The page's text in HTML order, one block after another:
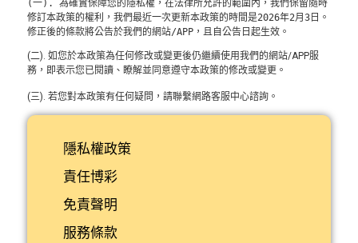
(一). 為確實保障您的隱私權，在法律所允許的範圍內，我們保留隨時
修訂本政策的權利，我們最近一次更新本政策的時間是2026年2月3日。
修正後的條款將公告於我們的網站/APP，且自公告日起生效。
(二). 如您於本政策為任何修改或變更後仍繼續使用我們的網站/APP服
務，即表示您已閱讀、瞭解並同意遵守本政策的修改或變更。
(三). 若您對本政策有任何疑問，請聯繫網路客服中心諮詢。
隱私權政策
責任博彩
免責聲明
服務條款